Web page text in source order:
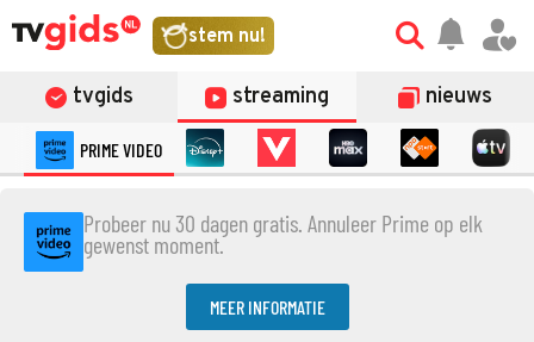
stem nu!
tvgids streaming nieuws
PRIME VIDEO
Probeer nu 30 dagen gratis. Annuleer Prime op elk
gewenst moment.
MEER INFORMATIE